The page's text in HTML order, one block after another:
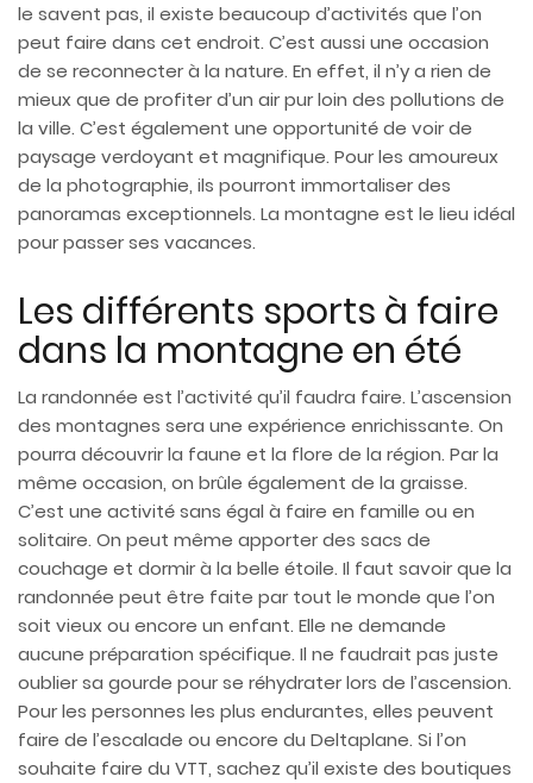
le savent pas, il existe beaucoup d’activités que l’on
peut faire dans cet endroit. C’est aussi une occasion
de se reconnecter à la nature. En effet, il n’y a rien de
mieux que de profiter d’un air pur loin des pollutions de
la ville. C’est également une opportunité de voir de
paysage verdoyant et magnifique. Pour les amoureux
de la photographie, ils pourront immortaliser des
panoramas exceptionnels. La montagne est le lieu idéal
pour passer ses vacances.
Les différents sports à faire
dans la montagne en été
La randonnée est l’activité qu’il faudra faire. L’ascension
des montagnes sera une expérience enrichissante. On
pourra découvrir la faune et la flore de la région. Par la
même occasion, on brûle également de la graisse.
C’est une activité sans égal à faire en famille ou en
solitaire. On peut même apporter des sacs de
couchage et dormir à la belle étoile. Il faut savoir que la
randonnée peut être faite par tout le monde que l’on
soit vieux ou encore un enfant. Elle ne demande
aucune préparation spécifique. Il ne faudrait pas juste
oublier sa gourde pour se réhydrater lors de l’ascension.
Pour les personnes les plus endurantes, elles peuvent
faire de l’escalade ou encore du Deltaplane. Si l’on
souhaite faire du VTT, sachez qu’il existe des boutiques